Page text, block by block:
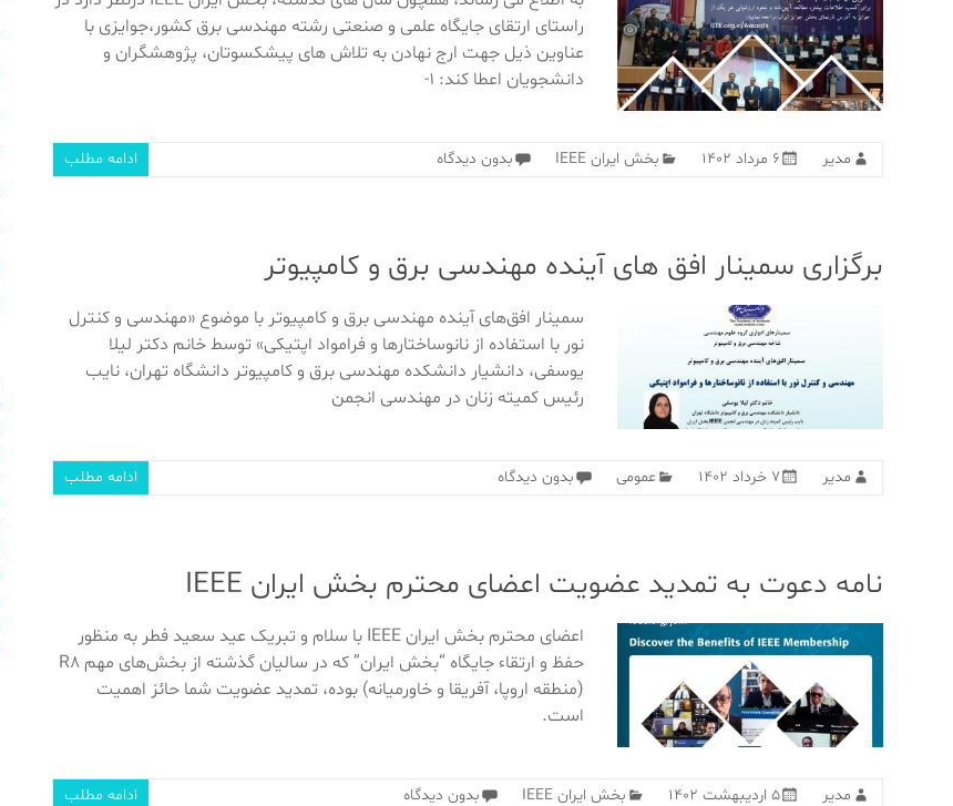
راستای ارتقای جایگاه علمی و صنعتی رشته مهندسی برق کشور،جوایزی با
عناوین ذیل جهت ارج نهادن به تلاش های پیشکسوتان، پژوهشگران و
دانشجویان اعطا کند: ۱-
مدیر ۶ مرداد ۱۴۰۲ بخش ایران IEEE بدون دیدگاه ادامه مطلب
برگزاری سمینار افق های آینده مهندسی برق و کامپیوتر
سمینار افق‌های آینده‌ مهندسی برق و کامپیوتر با موضوع «مهندسی و کنترل
نور با استفاده از نانوساختارها و فرامواد اپتیکی» توسط خانم دکتر لیلا
یوسفی، دانشیار دانشکده مهندسی برق و کامپیوتر دانشگاه تهران، نایب
رئیس کمیته زنان در مهندسی انجمن
مدیر ۷ خرداد ۱۴۰۲ عمومی بدون دیدگاه ادامه مطلب
نامه دعوت به تمدید عضویت اعضای محترم بخش ایران IEEE
اعضای محترم بخش ایران IEEE با سلام و تبریک عید سعید فطر به منظور
حفظ و ارتقاء جایگاه “بخش ایران” که در سالیان گذشته از بخش‌های مهم R8
(منطقه اروپا، آفریقا و خاورمیانه) بوده، تمدید عضویت شما حائز اهمیت
است.
مدیر ۵ اردیبهشت ۱۴۰۲ بخش ایران IEEE بدون دیدگاه ادامه مطلب